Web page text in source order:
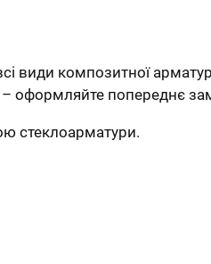
види композитної
– оформляйте попереднє
стеклоарматури.